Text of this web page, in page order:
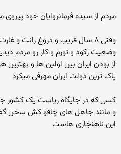
مردم از سیده فرمانروایان خود پیروی
وقتی ۸ سال فریب و دروغ رانت و
وضعیت رکود و تورم و کار رو مردم
از بودن ایران بین اولین ها و
پاک ترین دولت ایران مهرفی میکرد
کسی که در جایگاه ریاست یک کشور
و مانند جاهل های چاقو کش سخن
این ناهنجاری هاست